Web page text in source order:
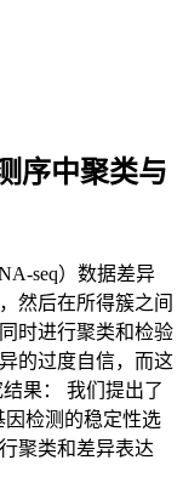
序中聚类与
seq）数据差异
然后在所得簇之间
时进行聚类和检验
的过度自信，而这
果： 我们提出了
因检测的稳定性选
聚类和差异表达